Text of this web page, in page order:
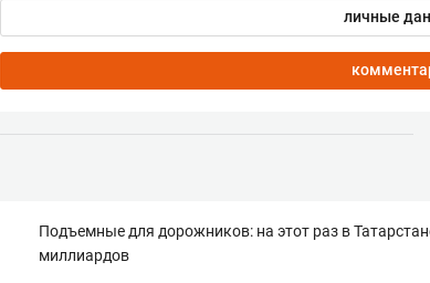
личные
Подъемные для дорожников: на этот раз в
миллиардов